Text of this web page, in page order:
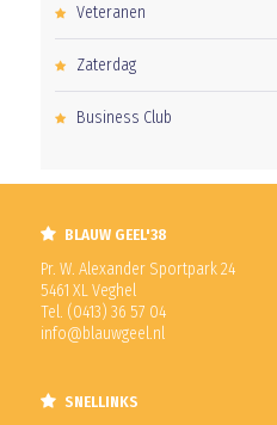
Veteranen
Zaterdag
Business Club
BLAUW GEEL'38
Pr. W. Alexander Sportpark 24
5461 XL Veghel
Tel. (0413) 36 57 04
info@blauwgeel.nl
SNELLINKS